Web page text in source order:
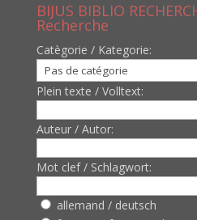
BIJUS BIBLIO
Recherche
Catègorie / Kategorie:
Plein texte / Volltext:
Auteur / Autor:
Mot clef / Schlagwort:
allemand / deutsch